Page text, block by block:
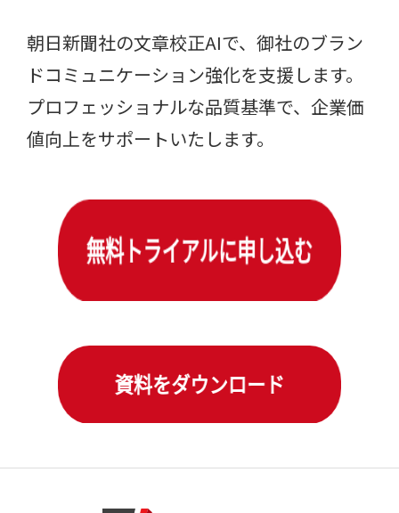
朝日新聞社の文章校正AIで、御社のブラン
ドコミュニケーション強化を支援します。
プロフェッショナルな品質基準で、企業価
値向上をサポートいたします。